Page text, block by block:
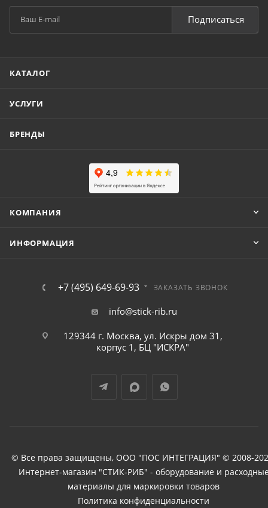
Подписаться
КАТАЛОГ
УСЛУГИ
БРЕНДЫ
КОМПАНИЯ
ИНФОРМАЦИЯ
+7 (495) 649-69-93 ЗАКАЗАТЬ ЗВОНОК
info@stick-rib.ru
129344 г. Москва, ул. Искры дом 31,
корпус 1, БЦ "ИСКРА"
© Все права защищены, ООО "ПОС ИНТЕГРАЦИЯ" © 2008-
Интернет-магазин "СТИК-РИБ" - оборудование и
материалы для маркировки товаров
Политика конфиденциальности